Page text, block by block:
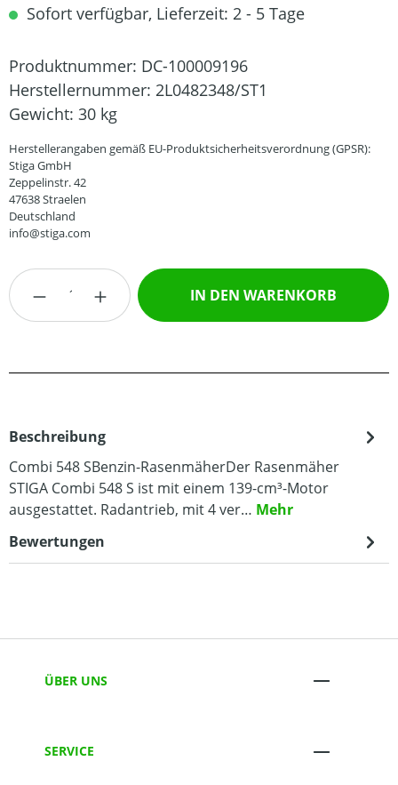
Sofort verfügbar, Lieferzeit: 2 - 5 Tage
Produktnummer: DC-100009196
Herstellernummer: 2L0482348/ST1
Gewicht: 30 kg
Herstellerangaben gemäß EU-Produktsicherheitsverordnung (GPSR):
Stiga GmbH
Zeppelinstr. 42
47638 Straelen
Deutschland
info@stiga.com
Produkt Anzahl: Gib den gewünschten
IN DEN WARENKORB
Beschreibung
Combi 548 SBenzin-RasenmäherDer Rasenmäher
STIGA Combi 548 S ist mit einem 139-cm³-Motor
ausgestattet. Radantrieb, mit 4 ver… Mehr
Bewertungen
ÜBER UNS
SERVICE